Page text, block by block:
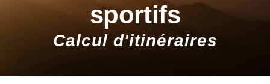
sportifs
Calcul d'itinéraires